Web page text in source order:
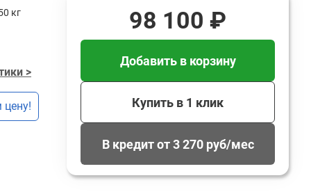
кг
>
98 100 ₽
Добавить в корзину
Купить в 1 клик
В кредит от 3 270 руб/мес